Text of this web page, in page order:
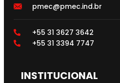
pmec@pmec.ind.br
+55 31 3627 3642
+55 31 3394 7747
INSTITUCIONAL